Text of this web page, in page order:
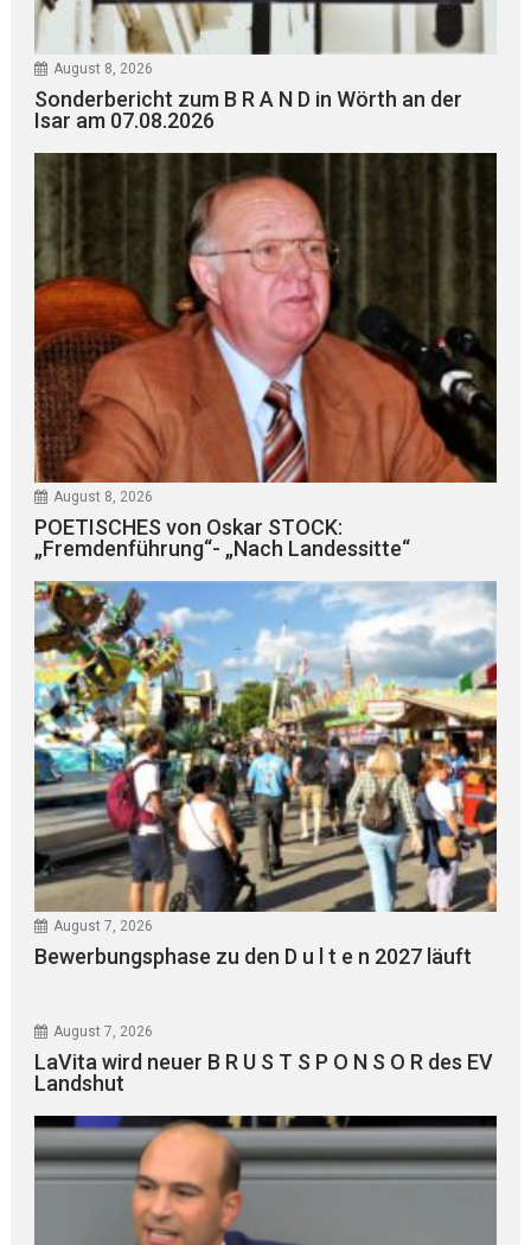
August 8, 2026
Sonderbericht zum B R A N D in Wörth an der
Isar am 07.08.2026
August 8, 2026
POETISCHES von Oskar STOCK:
„Fremdenführung“- „Nach Landessitte“
August 7, 2026
Bewerbungsphase zu den D u l t e n 2027 läuft
August 7, 2026
LaVita wird neuer B R U S T S P O N S O R des EV
Landshut